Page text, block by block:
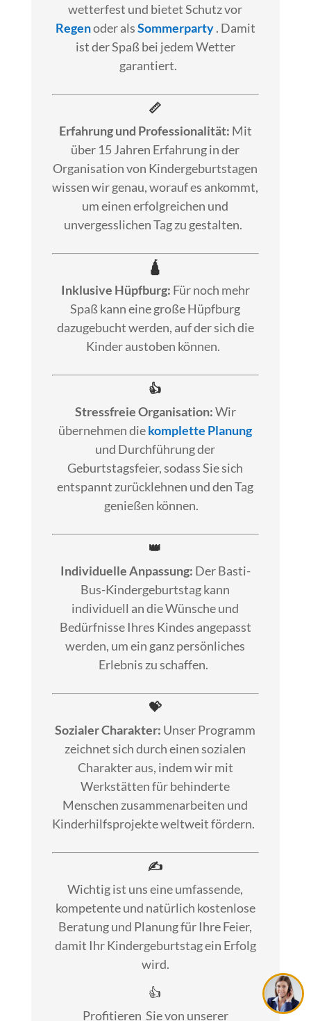
wetterfest und bietet Schutz vor
Regenoder alsSommerparty. Damit
ist der Spaß bei jedem Wetter
garantiert.
📏
Erfahrung und Professionalität: Mit
über 15 Jahren Erfahrung in der
Organisation von Kindergeburtstagen
wissen wir genau, worauf es ankommt,
um einen erfolgreichen und
unvergesslichen Tag zu gestalten.
🛕
Inklusive Hüpfburg: Für noch mehr
Spaß kann eine große Hüpfburg
dazugebucht werden, auf der sich die
Kinder austoben können.
👍
Stressfreie Organisation:Wir
übernehmen diekomplette Planung
und Durchführung der
Geburtstagsfeier, sodass Sie sich
entspannt zurücklehnen und den Tag
genießen können.
👑
Individuelle Anpassung: Der Basti-
Bus-Kindergeburtstag kann
individuell an die Wünsche und
Bedürfnisse Ihres Kindes angepasst
werden, um ein ganz persönliches
Erlebnis zu schaffen.
💝
Sozialer Charakter: Unser Programm
zeichnet sich durch einen sozialen
Charakter aus, indem wir mit
Werkstätten für behinderte
Menschen zusammenarbeiten und
Kinderhilfsprojekte weltweit fördern.
✍
Wichtig ist uns eine umfassende,
kompetente und natürlich kostenlose
Beratung und Planung für Ihre Feier,
damit Ihr Kindergeburtstag ein Erfolg
wird.
👍
Profitieren Sie von unserer